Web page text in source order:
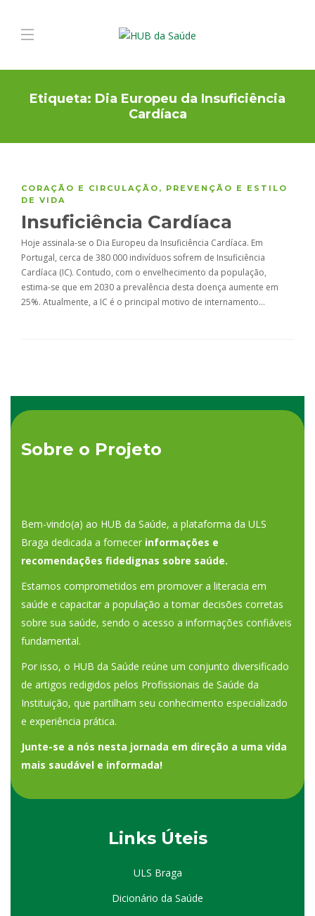
Etiqueta: Dia Europeu da Insuficiência
Cardíaca
CORAÇÃO E CIRCULAÇÃO , PREVENÇÃO E ESTILO
DE VIDA
Insuficiência Cardíaca
Hoje assinala-se o Dia Europeu da Insuficiência Cardíaca. Em
Portugal, cerca de 380 000 indivíduos sofrem de Insuficiência
Cardíaca (IC). Contudo, com o envelhecimento da população,
estima-se que em 2030 a prevalência desta doença aumente em
25%. Atualmente, a IC é o principal motivo de internamento…
Sobre o Projeto
Bem-vindo(a) ao HUB da Saúde, a plataforma da ULS
Braga dedicada a fornecer informações e
recomendações fidedignas sobre saúde.
Estamos comprometidos em promover a literacia em
saúde e capacitar a população a tomar decisões corretas
sobre sua saúde, sendo o acesso a informações confiáveis
fundamental.
Por isso, o HUB da Saúde reúne um conjunto diversificado
de artigos redigidos pelos Profissionais de Saúde da
Instituição, que partilham seu conhecimento especializado
e experiência prática.
Junte-se a nós nesta jornada em direção a uma vida
mais saudável e informada!
Links Úteis
ULS Braga
Dicionário da Saúde